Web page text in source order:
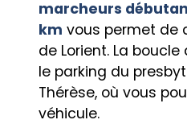
marcheurs
km vous permet de
de Lorient. La
le parking du
Thérèse, où vous
véhicule.